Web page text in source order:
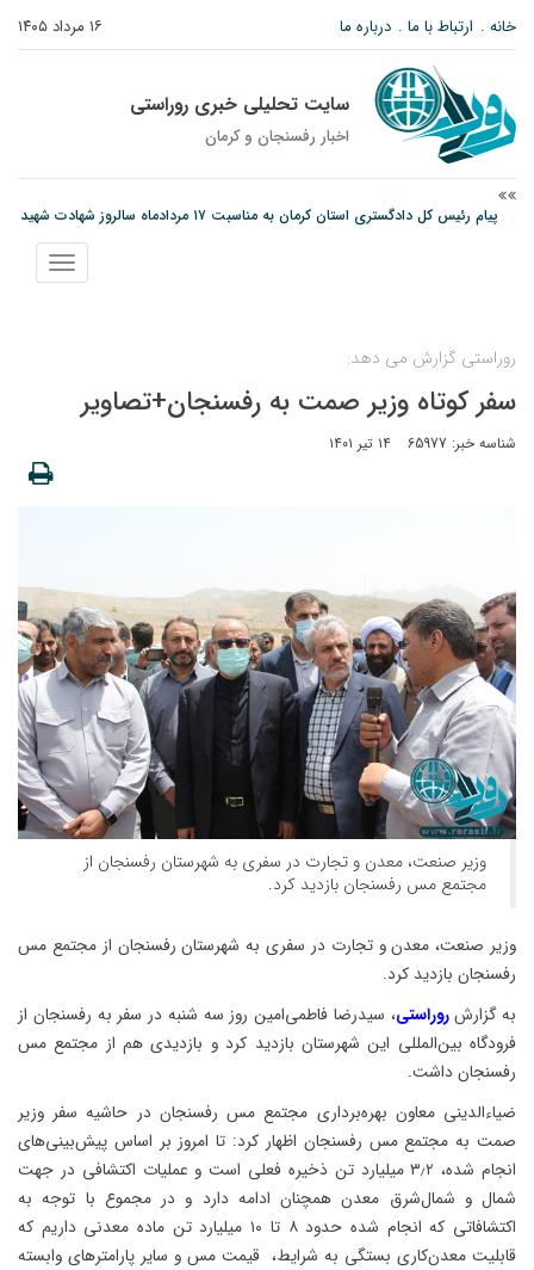
۱۶ مرداد ۱۴۰۵ خانه ارتباط با ما درباره ما
سایت تحلیلی خبری روراستی
اخبار رفسنجان و كرمان
نانوایی های نوق زیر ذره بین معاون توسعه
پیام رئیس کل دادگستری استان کرمان به مناسبت ۱۷ مردادماه سالروز شهادت شهید
نمایش
منو
روراستی گزارش می دهد:
سفر کوتاه وزیر صمت به رفسنجان+تصاویر
شناسه خبر: 65977 ۱۴ تیر ۱۴۰۱
وزیر صنعت، معدن و تجارت در سفری به شهرستان رفسنجان از
مجتمع مس رفسنجان بازدید کرد.
وزیر صنعت، معدن و تجارت در سفری به شهرستان رفسنجان از مجتمع مس
رفسنجان بازدید کرد.
به گزارشروراستی، سیدرضا فاطمی‌امین روز سه شنبه در سفر به رفسنجان از
فرودگاه بین‌المللی این شهرستان بازدید کرد و بازدیدی هم از مجتمع مس
رفسنجان داشت.
ضیاءالدینی معاون بهره‌برداری مجتمع مس رفسنجان در حاشیه سفر وزیر
صمت به مجتمع مس رفسنجان اظهار کرد: تا امروز بر اساس پیش‌بینی‌های
انجام شده، ۳٫۲ میلیارد تن ذخیره فعلی است و عملیات اکتشافی در جهت
شمال و شمال‌شرق معدن همچنان ادامه دارد و در مجموع با توجه به
اکتشافاتی که انجام شده حدود ۸ تا ۱۰ میلیارد تن ماده معدنی داریم که
قابلیت معدن‌کاری بستگی به شرایط، قیمت مس و سایر پارامترهای وابسته